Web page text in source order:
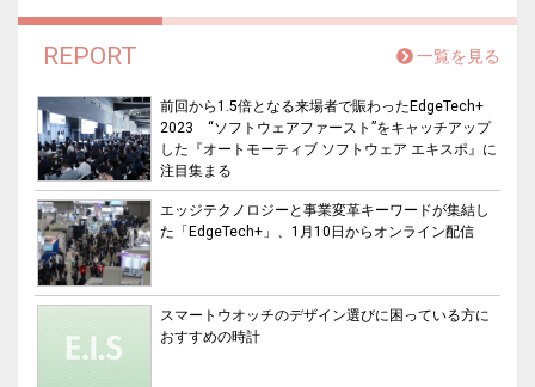
REPORT 一覧を見る
前回から1.5倍となる来場者で賑わったEdgeTech+
2023 “ソフトウェアファースト”をキャッチアップ
した『オートモーティブ ソフトウェア エキスポ』に
注目集まる
エッジテクノロジーと事業変革キーワードが集結し
た「EdgeTech+」、1月10日からオンライン配信
スマートウオッチのデザイン選びに困っている方に
おすすめの時計